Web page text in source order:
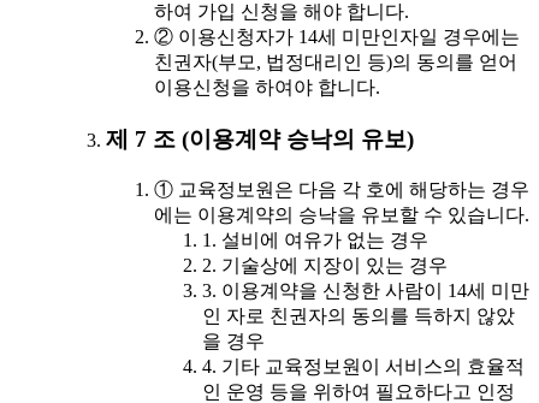
하여 가입 신청을 해야 합니다.
② 이용신청자가 14세 미만인자일 경우에는
친권자(부모, 법정대리인 등)의 동의를 얻어
이용신청을 하여야 합니다.
제 7 조 (이용계약 승낙의 유보)
① 교육정보원은 다음 각 호에 해당하는 경우
에는 이용계약의 승낙을 유보할 수 있습니다.
1. 설비에 여유가 없는 경우
2. 기술상에 지장이 있는 경우
3. 이용계약을 신청한 사람이 14세 미만
인 자로 친권자의 동의를 득하지 않았
을 경우
4. 기타 교육정보원이 서비스의 효율적
인 운영 등을 위하여 필요하다고 인정